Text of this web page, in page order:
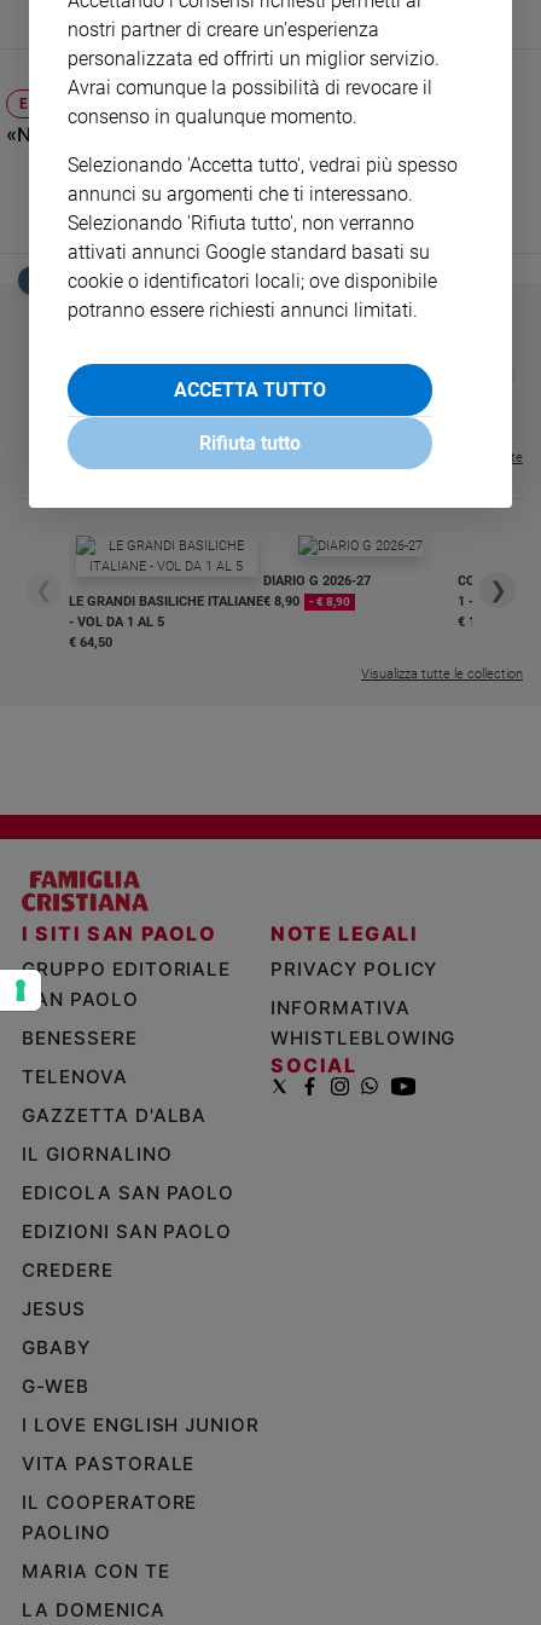
Sanremo
Cinema,
Tv
e
streaming
Musica
Famiglia
Genitori
Coppia
giovani
Adolescenza
Bioetica
Foto
Podcast
Privacy
Policy
Contatti
Registrati
Redazione
Social
ELEZIONI & SCENARI
«Nessuno vince? Meglio larghe intese che nuovo voto»
EDICOLA SAN PAOLO
GBABY
€ 34,80
37%
FAMIGLIA CRISTIANA
€ 104,00 € 83,00
Visualizza tutte le riviste
❮
LE GRANDI BASILICHE ITALIANE
- VOL DA 1 AL 5
€ 64,50
DIARIO G 2026-27
€ 8,90
- € 8,90
COLLANA
1 - 2
€ 18,50
❯
Visualizza tutte le collection
I SITI SAN PAOLO
GRUPPO EDITORIALE
SAN PAOLO
BENESSERE
TELENOVA
GAZZETTA D'ALBA
IL GIORNALINO
EDICOLA SAN PAOLO
EDIZIONI SAN PAOLO
CREDERE
JESUS
GBABY
G-WEB
I LOVE ENGLISH JUNIOR
VITA PASTORALE
IL COOPERATORE
PAOLINO
MARIA CON TE
LA DOMENICA
NOTE LEGALI
PRIVACY POLICY
INFORMATIVA
WHISTLEBLOWING
SOCIAL
nostri partner di creare un'esperienza
personalizzata ed offrirti un miglior servizio.
Avrai comunque la possibilità di revocare il
consenso in qualunque momento.
Selezionando 'Accetta tutto', vedrai più spesso
annunci su argomenti che ti interessano.
Selezionando 'Rifiuta tutto', non verranno
attivati annunci Google standard basati su
cookie o identificatori locali; ove disponibile
potranno essere richiesti annunci limitati.
ACCETTA TUTTO
Rifiuta tutto